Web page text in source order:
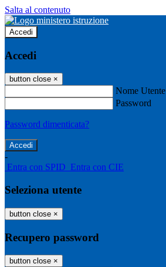
Salta al contenuto
Accedi
Accedi
button close ×
Nome Utente
Password
Password dimenticata?
-
Entra con SPID Entra con CIE
Seleziona utente
button close ×
Recupero password
button close ×